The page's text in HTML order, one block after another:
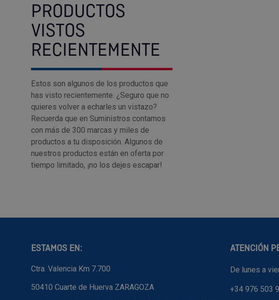
PRODUCTOS
VISTOS
RECIENTEMENTE
Estos son algunos de los productos que
has visto recientemente. ¿Seguro que no
quieres volver a echarles un vistazo?
Recuerda que en Suministros contamos
con más de 300 marcas y miles de
productos a tu disposición. Algunos de
nuestros productos están en oferta por
tiempo limitado, ¡no los dejes escapar!
ESTAMOS EN:
Ctra. Valencia Km 7.700
50410 Cuarte de Huerva ZARAGOZA
ATENCIÓN
De lunes a
+34 976 503